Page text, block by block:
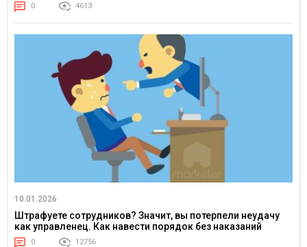
0 4613
10.01.2026
Штрафуете сотрудников? Значит, вы потерпели неудачу
как управленец. Как навести порядок без наказаний
0 12756